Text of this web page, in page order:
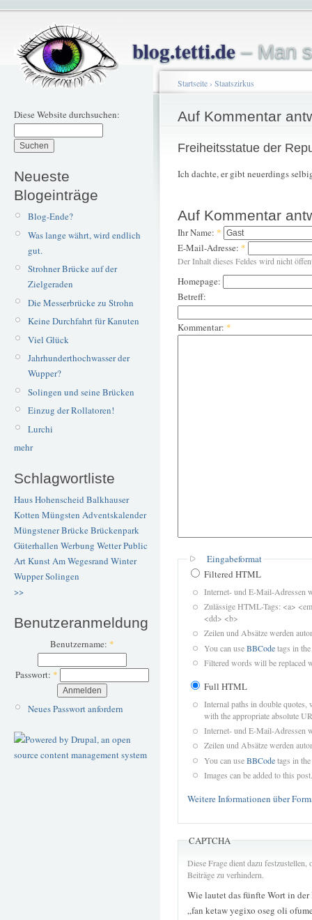
blog.tetti.de– Man
Diese Website durchsuchen:
Neueste
Blogeinträge
Blog-Ende?
Was lange währt, wird endlich
gut.
Strohner Brücke auf der
Zielgeraden
Die Messerbrücke zu Strohn
Keine Durchfahrt für Kanuten
Viel Glück
Jahrhunderthochwasser der
Wupper?
Solingen und seine Brücken
Einzug der Rollatoren!
Lurchi
mehr
Schlagwortliste
Haus Hohenscheid Balkhauser
Kotten Müngsten Adventskalender
Müngstener BrückeBrückenpark
Güterhallen Werbung WetterPublic
ArtKunstAm Wegesrand Winter
WupperSolingen
>>
Benutzeranmeldung
Benutzername: *
Passwort: *
Neues Passwort anfordern
Startseite› Staatszirkus
Auf Kommentar
Freiheitsstatue der
Ich dachte, er gibt neuerdings
Auf Kommentar
Ihr Name: *
E-Mail-Adresse: *
Der Inhalt dieses Feldes wird nicht
Homepage:
Betreff:
Kommentar: *
Eingabeformat
Filtered HTML
Internet- und E-Mail-Adressen
Zulässige HTML-Tags: <a>
<dd> <b>
Zeilen und Absätze werden
You can useBBCodetags in
Filtered words will be replaced
Full HTML
Internal paths in double quotes,
with the appropriate absolute
Internet- und E-Mail-Adressen
Zeilen und Absätze werden
You can useBBCodetags in
Images can be added to this post.
Weitere Informationen über
CAPTCHA
Diese Frage dient dazu
Beiträge zu verhindern.
Wie lautet das fünfte Wort in der
„fan ketaw yegixo oseg oli